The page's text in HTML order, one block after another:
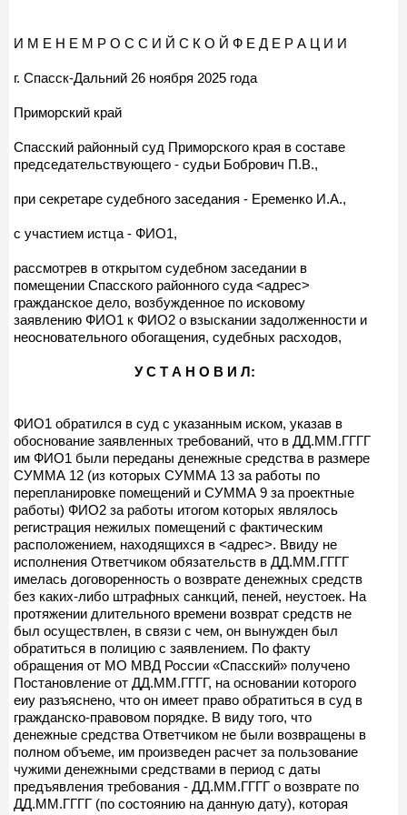
И М Е Н Е М Р О С С И Й С К О Й Ф Е Д Е Р А Ц И И
г. Спасск-Дальний 26 ноября 2025 года
Приморский край
Спасский районный суд Приморского края в составе
председательствующего - судьи Бобрович П.В.,
при секретаре судебного заседания - Еременко И.А.,
с участием истца - ФИО1,
рассмотрев в открытом судебном заседании в
помещении Спасского районного суда <адрес>
гражданское дело, возбужденное по исковому
заявлению ФИО1 к ФИО2 о взыскании задолженности и
неосновательного обогащения, судебных расходов,
У С Т А Н О В И Л:
ФИО1 обратился в суд с указанным иском, указав в
обоснование заявленных требований, что в ДД.ММ.ГГГГ
им ФИО1 были переданы денежные средства в размере
СУММА 12 (из которых СУММА 13 за работы по
перепланировке помещений и СУММА 9 за проектные
работы) ФИО2 за работы итогом которых являлось
регистрация нежилых помещений с фактическим
расположением, находящихся в <адрес>. Ввиду не
исполнения Ответчиком обязательств в ДД.ММ.ГГГГ
имелась договоренность о возврате денежных средств
без каких-либо штрафных санкций, пеней, неустоек. На
протяжении длительного времени возврат средств не
был осуществлен, в связи с чем, он вынужден был
обратиться в полицию с заявлением. По факту
обращения от МО МВД России «Спасский» получено
Постановление от ДД.ММ.ГГГГ, на основании которого
еиу разъяснено, что он имеет право обратиться в суд в
гражданско-правовом порядке. В виду того, что
денежные средства Ответчиком не были возвращены в
полном объеме, им произведен расчет за пользование
чужими денежными средствами в период с даты
предъявления требования - ДД.ММ.ГГГГ о возврате по
ДД.ММ.ГГГГ (по состоянию на данную дату), которая